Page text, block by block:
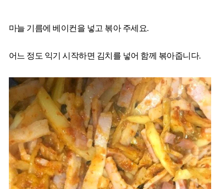
마늘 기름에 베이컨을 넣고 볶아 주세요.
어느 정도 익기 시작하면 김치를 넣어 함께 볶아줍니다.